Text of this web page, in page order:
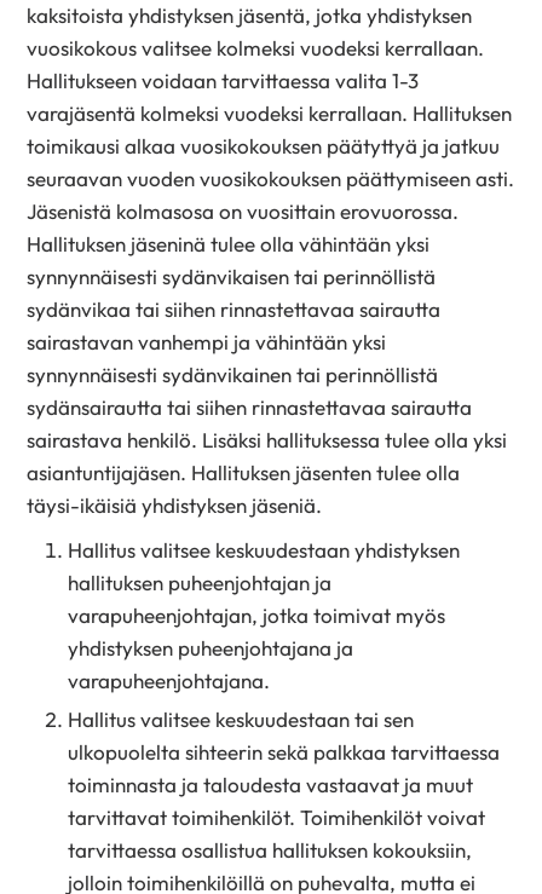
kaksitoista yhdistyksen jäsentä, jotka yhdistyksen
vuosikokous valitsee kolmeksi vuodeksi kerrallaan.
Hallitukseen voidaan tarvittaessa valita 1-3
varajäsentä kolmeksi vuodeksi kerrallaan. Hallituksen
toimikausi alkaa vuosikokouksen päätyttyä ja jatkuu
seuraavan vuoden vuosikokouksen päättymiseen asti.
Jäsenistä kolmasosa on vuosittain erovuorossa.
Hallituksen jäseninä tulee olla vähintään yksi
synnynnäisesti sydänvikaisen tai perinnöllistä
sydänvikaa tai siihen rinnastettavaa sairautta
sairastavan vanhempi ja vähintään yksi
synnynnäisesti sydänvikainen tai perinnöllistä
sydänsairautta tai siihen rinnastettavaa sairautta
sairastava henkilö. Lisäksi hallituksessa tulee olla yksi
asiantuntijajäsen. Hallituksen jäsenten tulee olla
täysi-ikäisiä yhdistyksen jäseniä.
Hallitus valitsee keskuudestaan yhdistyksen
hallituksen puheenjohtajan ja
varapuheenjohtajan, jotka toimivat myös
yhdistyksen puheenjohtajana ja
varapuheenjohtajana.
Hallitus valitsee keskuudestaan tai sen
ulkopuolelta sihteerin sekä palkkaa tarvittaessa
toiminnasta ja taloudesta vastaavat ja muut
tarvittavat toimihenkilöt. Toimihenkilöt voivat
tarvittaessa osallistua hallituksen kokouksiin,
jolloin toimihenkilöillä on puhevalta, mutta ei